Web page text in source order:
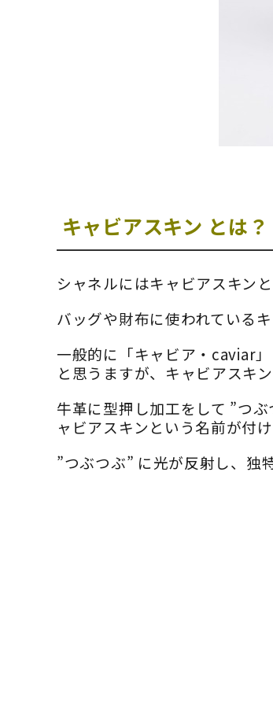
キャビアスキン とは？
シャネルにはキャビアスキン
バッグや財布に使われている
一般的に「キャビア・ caviar」
と思うますが、キャビアスキ
牛革に型押し加工をして ”つ
ャビアスキンという名前が付け
”つぶつぶ” に光が反射し、独